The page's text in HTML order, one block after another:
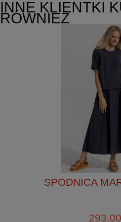
INNE KLIENTKI
RÓWNIEŻ
SPÓDNICA